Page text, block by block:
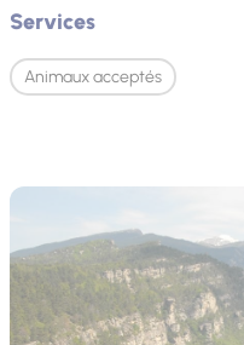
Services
Animaux acceptés